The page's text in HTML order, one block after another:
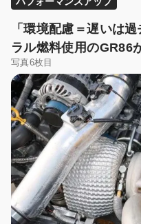
「環境配慮＝遅いは
ラル燃料使用のGR86
写真6枚目